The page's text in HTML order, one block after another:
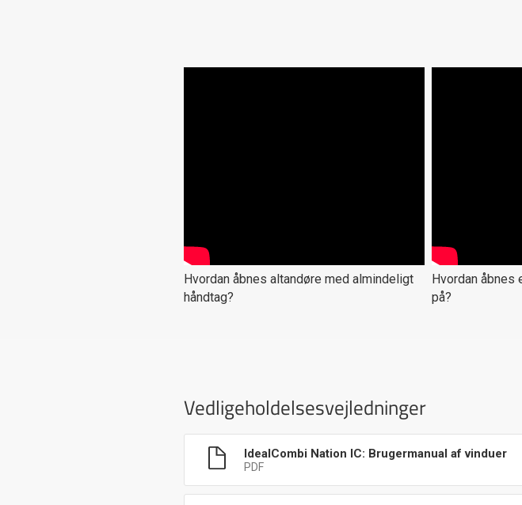
Hvordan åbnes altandøre med almindeligt
håndtag?
Hvordan åbnes
på?
Vedligeholdelsesvejledninger
IdealCombi Nation IC: Brugermanual af vinduer
PDF